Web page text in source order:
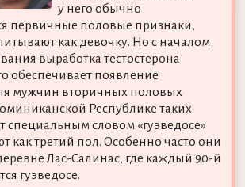
у него обычно
первичные половые признаки,
как девочку. Но с началом
выработка тестостерона
обеспечивает появление
мужчин вторичных половых
Республике таких
специальным словом «гуэведосе»
как третий пол. Особенно часто они
Лас-Салинас, где каждый 90-й
гуэведосе.